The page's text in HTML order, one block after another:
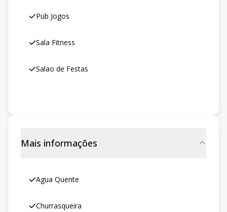
Pub Jogos
Sala Fitness
Salao de Festas
Mais informações
Agua Quente
Churrasqueira